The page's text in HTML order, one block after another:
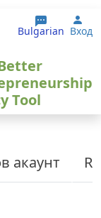
Bulgarian Вход
Tool
акаунт